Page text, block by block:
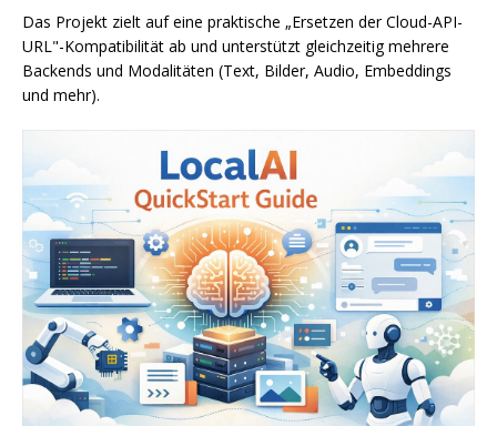
Das Projekt zielt auf eine praktische „Ersetzen der Cloud-API-
URL"-Kompatibilität ab und unterstützt gleichzeitig mehrere
Backends und Modalitäten (Text, Bilder, Audio, Embeddings
und mehr).